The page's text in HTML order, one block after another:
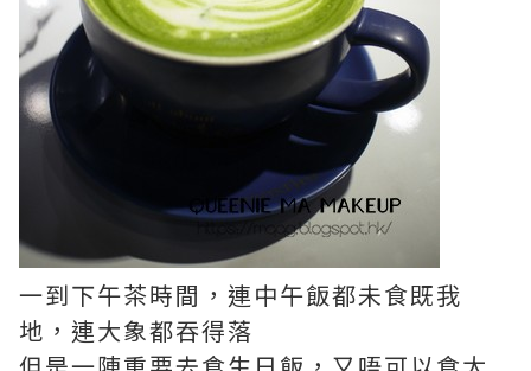
一到下午茶時間，連中午飯都未食既我
地，連大象都吞得落